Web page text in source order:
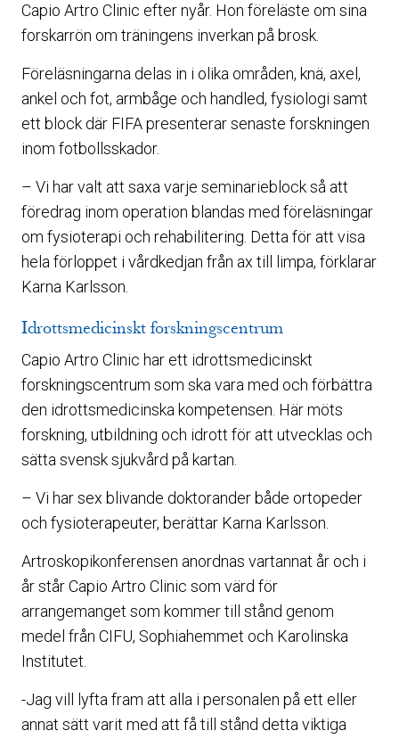
Capio Artro Clinic efter nyår. Hon föreläste om sina
forskarrön om träningens inverkan på brosk.
Föreläsningarna delas in i olika områden, knä, axel,
ankel och fot, armbåge och handled, fysiologi samt
ett block där FIFA presenterar senaste forskningen
inom fotbollsskador.
– Vi har valt att saxa varje seminarieblock så att
föredrag inom operation blandas med föreläsningar
om fysioterapi och rehabilitering. Detta för att visa
hela förloppet i vårdkedjan från ax till limpa, förklarar
Karna Karlsson.
Idrottsmedicinskt forskningscentrum
Capio Artro Clinic har ett idrottsmedicinskt
forskningscentrum som ska vara med och förbättra
den idrottsmedicinska kompetensen. Här möts
forskning, utbildning och idrott för att utvecklas och
sätta svensk sjukvård på kartan.
– Vi har sex blivande doktorander både ortopeder
och fysioterapeuter, berättar Karna Karlsson.
Artroskopikonferensen anordnas vartannat år och i
år står Capio Artro Clinic som värd för
arrangemanget som kommer till stånd genom
medel från CIFU, Sophiahemmet och Karolinska
Institutet.
-Jag vill lyfta fram att alla i personalen på ett eller
annat sätt varit med att få till stånd detta viktiga